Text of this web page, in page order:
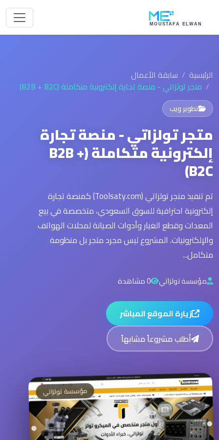
الرئيسية
سابقة الأعمال
متجر تولزاتي - منصة تجارة إلكترونية متكاملة (B2B + B2C)
تطوير ويب
متجر تولزاتي - منصة تجارة
إلكترونية متكاملة (B2B +
B2C)
تم تنفيذ متجر تولزاتي (Toolsaty.com) كمنصة تجارة
إلكترونية احترافية للسوق السعودي، متخصصة في بيع
المعدات وقطع الغيار وأدوات الصيانة لمحلات الهواتف
والإلكترونيات. المشروع ليس مجرد متجر بل منظومة
متكامل...
مؤسسة تولزاتي 0 مشاهدة
زيارة الموقع المباشر
أطلب مشروعاً مشابهاً
مؤسسة تولزاتي